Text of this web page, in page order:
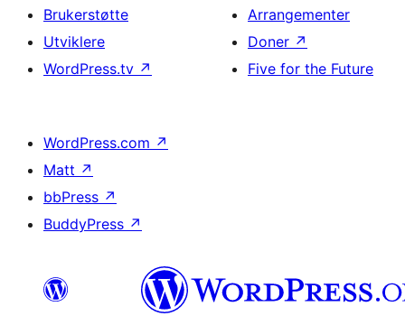
Brukerstøtte
Utviklere
WordPress.tv ↗
Arrangementer
Doner ↗
Five for the Future
WordPress.com ↗
Matt ↗
bbPress ↗
BuddyPress ↗